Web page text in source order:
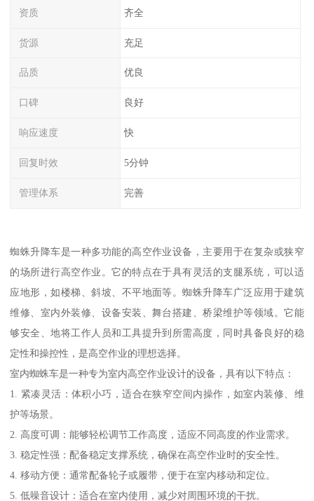
资质 齐全
货源 充足
品质 优良
口碑 良好
响应速度 快
回复时效 5分钟
管理体系 完善
蜘蛛升降车是一种多功能的高空作业设备，主要用于在复杂或狭窄
的场所进行高空作业。它的特点在于具有灵活的支腿系统，可以适
应地形，如楼梯、斜坡、不平地面等。蜘蛛升降车广泛应用于建筑
维修、室内外装修、设备安装、舞台搭建、桥梁维护等领域。它能
够安全、地将工作人员和工具提升到所需高度，同时具备良好的稳
定性和操控性，是高空作业的理想选择。
室内蜘蛛车是一种专为室内高空作业设计的设备，具有以下特点：
1. 紧凑灵活：体积小巧，适合在狭窄空间内操作，如室内装修、维
护等场景。
2. 高度可调：能够轻松调节工作高度，适应不同高度的作业需求。
3. 稳定性强：配备稳定支撑系统，确保在高空作业时的安全性。
4. 移动方便：通常配备轮子或履带，便于在室内移动和定位。
5. 低噪音设计：适合在室内使用，减少对周围环境的干扰。